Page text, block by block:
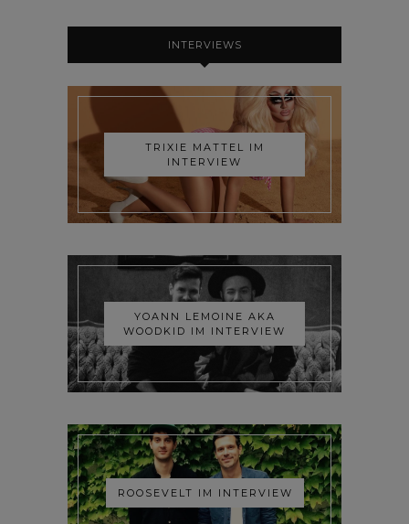
INTERVIEWS
TRIXIE MATTEL IM
INTERVIEW
YOANN LEMOINE AKA
WOODKID IM INTERVIEW
ROOSEVELT IM INTERVIEW